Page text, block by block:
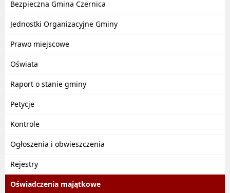
Bezpieczna Gmina Czernica
Jednostki Organizacyjne Gminy
Prawo miejscowe
Oświata
Raport o stanie gminy
Petycje
Kontrole
Ogłoszenia i obwieszczenia
Rejestry
Oświadczenia majątkowe